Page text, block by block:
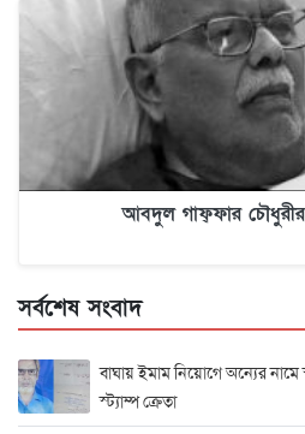
আবদুল গাফ্‌ফার
সর্বশেষ সংবাদ
বাঘায় ইমাম নিয়োগে অন্যের
স্ট্যাম্প ক্রেতা